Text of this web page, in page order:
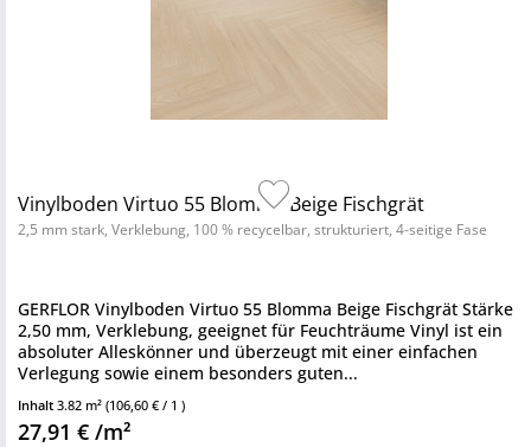
Vinylboden Virtuo 55 Blomma Beige Fischgrät
2,5 mm stark, Verklebung, 100 % recycelbar, strukturiert, 4-seitige Fase
GERFLOR Vinylboden Virtuo 55 Blomma Beige Fischgrät Stärke
2,50 mm, Verklebung, geeignet für Feuchträume Vinyl ist ein
absoluter Alleskönner und überzeugt mit einer einfachen
Verlegung sowie einem besonders guten...
Inhalt 3.82 m² (106,60 € / 1 )
27,91 € /m²